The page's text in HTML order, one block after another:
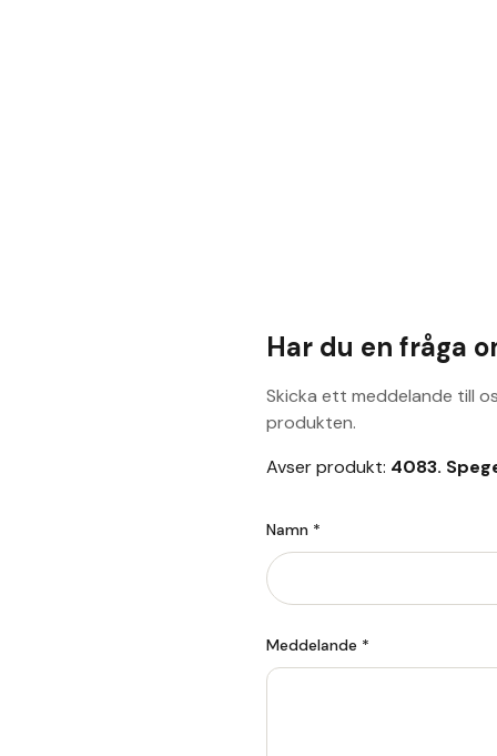
Har du en fråga
Skicka ett meddelande till
produkten.
Avser produkt: 4083.
Namn *
Meddelande *